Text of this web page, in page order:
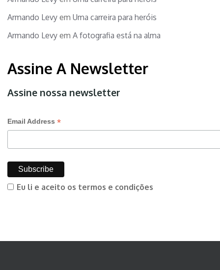
Armando Levy em Uma carreira para heróis
Armando Levy em A fotografia está na alma
Assine A Newsletter
Assine nossa newsletter
Email Address *
Eu li e aceito os termos e condições